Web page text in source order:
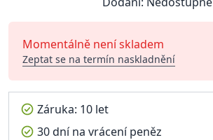
Momentálně není skladem
Zeptat se na termín naskladnění
Záruka: 10 let
30 dní na vrácení peněz